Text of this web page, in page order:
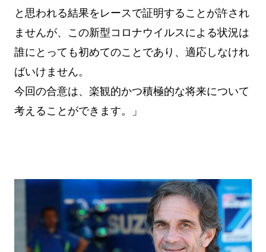
と思われる結果をレースで証明することが許され
ませんが、この新型コロナウイルスによる状況は
誰にとっても初めてのことであり、適応しなけれ
ばいけません。
今回の合意は、楽観的かつ積極的な将来について
考えることができます。」